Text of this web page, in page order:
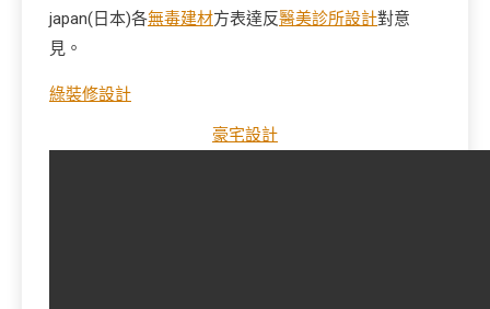
japan(日本)各無毒建材方表達反醫美診所設計對意
見。
綠裝修設計
豪宅設計